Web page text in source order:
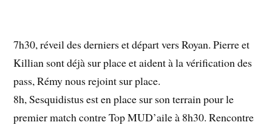
7h30, réveil des derniers et départ vers Royan. Pierre et
Killian sont déjà sur place et aident à la vérification des
pass, Rémy nous rejoint sur place.
8h, Sesquidistus est en place sur son terrain pour le
premier match contre Top MUD’aile à 8h30. Rencontre